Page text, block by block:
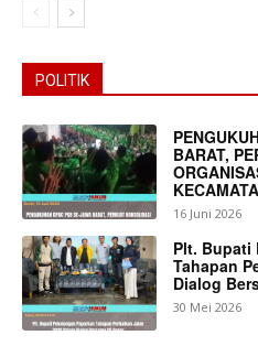
POLITIK
BARAT,
16 Juni 2026
Plt. Bupati
Tahapan
Dialog
30 Mei 2026